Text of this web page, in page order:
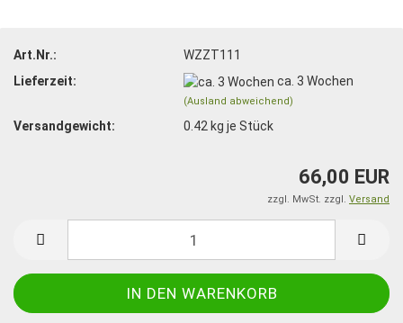
Art.Nr.:
WZZT111
Lieferzeit:
ca. 3 Wochen
(Ausland abweichend)
Versandgewicht: 0.42 kg je Stück
66,00 EUR
zzgl. MwSt. zzgl. Versand